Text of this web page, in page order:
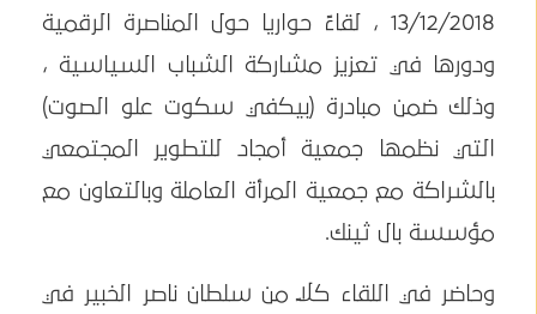
13/12/2018 ، لقاءً حواريا حول المناصرة الرقمية
ودورها في تعزيز مشاركة الشباب السياسية ،
وذلك ضمن مبادرة (بيكفي سكوت علو الصوت)
التي نظمها جمعية أمجاد للتطوير المجتمعي
بالشراكة مع جمعية المرأة العاملة وبالتعاون مع
مؤسسة بال ثينك.
وحاضر في اللقاء كلاً من سلطان ناصر الخبير في